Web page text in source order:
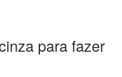
para fazer